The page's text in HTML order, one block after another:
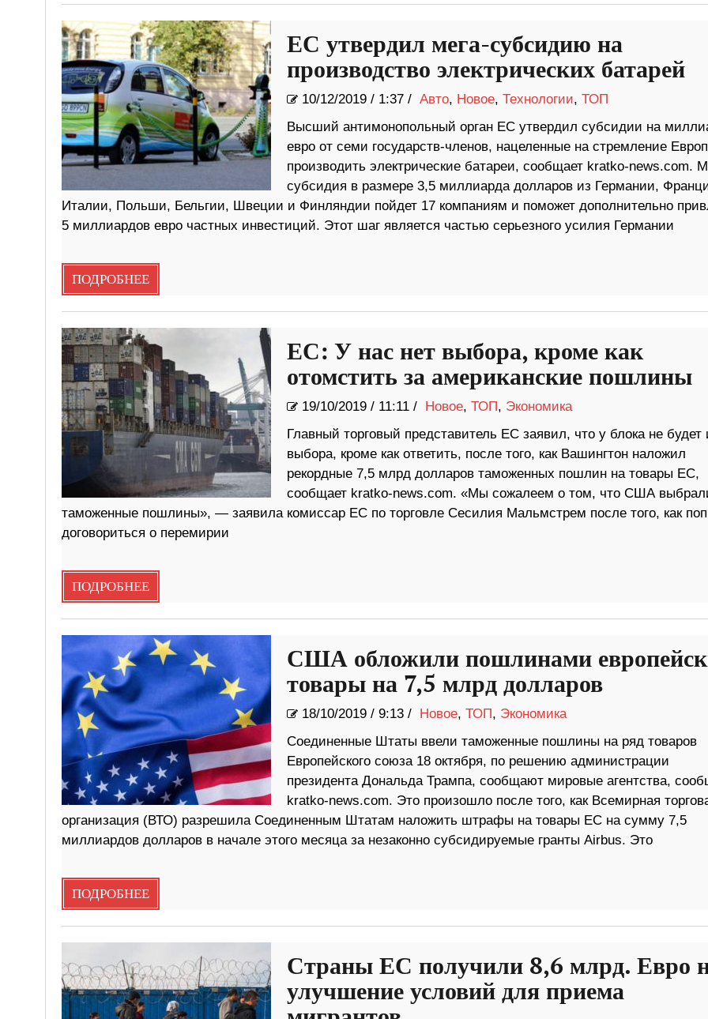
ЕС утвердил мега-субсидию на
производство электрических батарей
10/12/2019/ 1:37 / Авто, Новое, Технологии, ТОП
Высший антимонопольный орган ЕС утвердил субсидии на
евро от семи государств-членов, нацеленные на стремление
производить электрические батареи, сообщает kratko-news.com.
субсидия в размере 3,5 миллиарда долларов из Германии,
Италии, Польши, Бельгии, Швеции и Финляндии пойдет 17 компаниям и поможет дополнительно
5 миллиардов евро частных инвестиций. Этот шаг является частью серьезного усилия Германии
ПОДРОБНЕЕ
ЕС: У нас нет выбора, кроме как
отомстить за американские пошлины
19/10/2019/ 11:11 / Новое, ТОП, Экономика
Главный торговый представитель ЕС заявил, что у блока не будет
выбора, кроме как ответить, после того, как Вашингтон наложил
рекордные 7,5 млрд долларов таможенных пошлин на товары ЕС,
сообщает kratko-news.com. «Мы сожалеем о том, что США
таможенные пошлины», — заявила комиссар ЕС по торговле Сесилия Мальмстрем после того, как
договориться о перемирии
ПОДРОБНЕЕ
США обложили пошлинами
товары на 7,5 млрд долларов
18/10/2019/ 9:13 / Новое, ТОП, Экономика
Соединенные Штаты ввели таможенные пошлины на ряд товаров
Европейского союза 18 октября, по решению администрации
президента Дональда Трампа, сообщают мировые агентства,
kratko-news.com. Это произошло после того, как Всемирная
организация (ВТО) разрешила Соединенным Штатам наложить штрафы на товары ЕС на сумму 7,5
миллиардов долларов в начале этого месяца за незаконно субсидируемые гранты Airbus. Это
ПОДРОБНЕЕ
Страны ЕС получили 8,6 млрд. Евро
улучшение условий для приема